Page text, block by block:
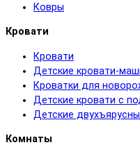
Ковры
Кровати
Кровати
Детские кровати-
Кроватки для
Детские кровати с
Детские
Комнаты